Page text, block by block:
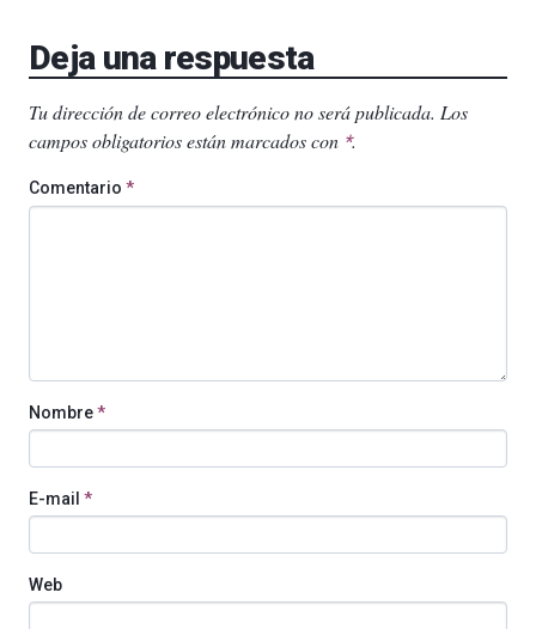
Deja una respuesta
Tu dirección de correo electrónico no será publicada. Los
campos obligatorios están marcados con *.
Comentario *
Nombre*
E-mail *
Web